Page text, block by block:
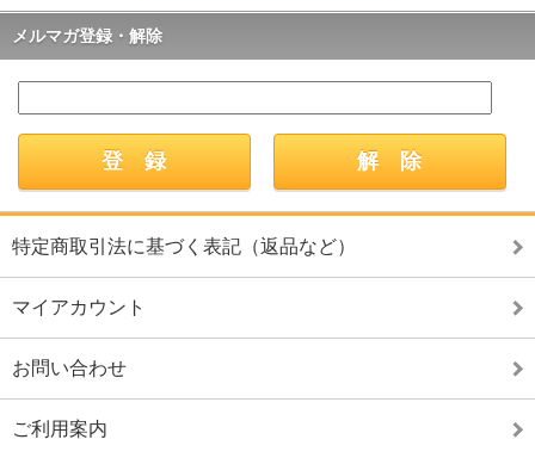
メルマガ登録・解除
特定商取引法に基づく表記（返品など）
マイアカウント
お問い合わせ
ご利用案内